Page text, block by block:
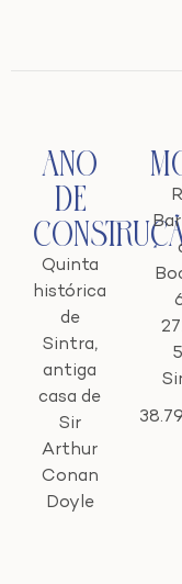
Ano
de
Quinta
histórica
de
Sintra,
antiga
casa de
Sir
Arthur
Conan
Doyle